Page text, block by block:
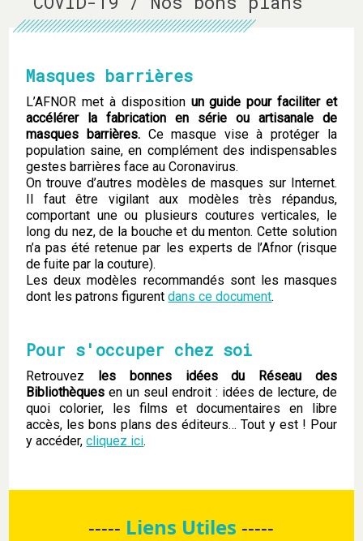
Masques barrières
L’AFNOR met à disposition un guide pour faciliter et
accélérer la fabrication en série ou artisanale de
masques barrières. Ce masque vise à protéger la
population saine, en complément des indispensables
gestes barrières face au Coronavirus.
On trouve d’autres modèles de masques sur Internet.
Il faut être vigilant aux modèles très répandus,
comportant une ou plusieurs coutures verticales, le
long du nez, de la bouche et du menton. Cette solution
n’a pas été retenue par les experts de l’Afnor (risque
de fuite par la couture).
Les deux modèles recommandés sont les masques
dont les patrons figurentdans ce document.
Pour s'occuper chez soi
Retrouvez les bonnes idées du Réseau des
Bibliothèques en un seul endroit : idées de lecture, de
quoi colorier, les films et documentaires en libre
accès, les bons plans des éditeurs… Tout y est ! Pour
y accéder,cliquez ici.
----- Liens Utiles -----